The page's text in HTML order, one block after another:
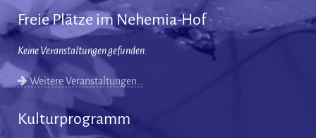
Freie Plätze im Nehemia-Hof
Keine Veranstaltungen gefunden.
Weitere Veranstaltungen…
Kulturprogramm